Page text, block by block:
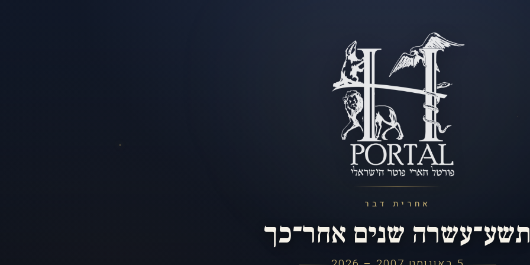
אחרית דבר
שנים אחר־כך